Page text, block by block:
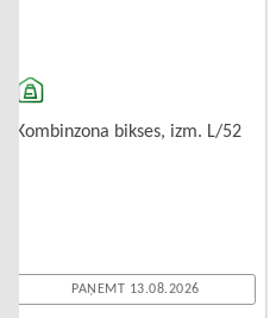
Kombinzona bikses, izm. L/52
PAŅEMT 13.08.2026